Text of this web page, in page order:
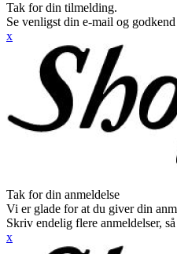
Tak for din tilmelding.
Se venligst din e-mail og
x
Tak for din anmeldelse
Vi er glade for at du giver din
Skriv endelig flere anmeldelser,
x